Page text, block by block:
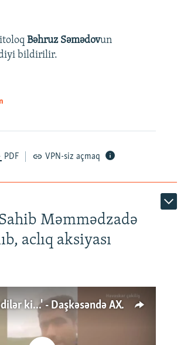
Bəhruz Səmədovun
bildirilir.
PDF VPN-siz açmaq
Məmmədzadə
aclıq aksiyası
'Məni təpiklədilər ki...' - Daşkəsəndə AXCP fəalının yaxınları onun həbsinə etiraz edirlər